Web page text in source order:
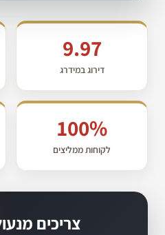
9.97
דירוג במידרג
100%
לקוחות ממליצים
צריכים